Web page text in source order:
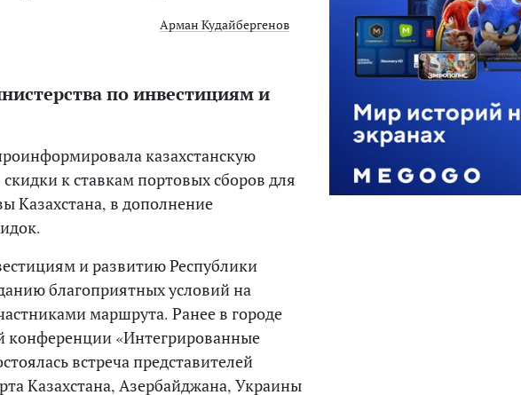
Арман Кудайбергенов
по инвестициям и
казахстанскую
к ставкам портовых сборов для
Казахстана, в дополнение
и развитию Республики
благоприятных условий на
маршрута. Ранее в городе
конференции «Интегрированные
встреча представителей
Казахстана, Азербайджана, Украины